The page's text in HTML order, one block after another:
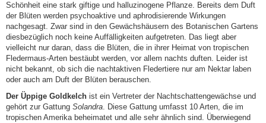
Schönheit eine stark giftige und halluzinogene Pflanze. Bereits dem Duft
der Blüten werden psychoaktive und aphrodisierende Wirkungen
nachgesagt. Zwar sind in den Gewächshäusern des Botanischen Gartens
diesbezüglich noch keine Auffälligkeiten aufgetreten. Das liegt aber
vielleicht nur daran, dass die Blüten, die in ihrer Heimat von tropischen
Fledermaus-Arten bestäubt werden, vor allem nachts duften. Leider ist
nicht bekannt, ob sich die nachtaktiven Fledertiere nur am Nektar laben
oder auch am Duft der Blüten berauschen.
Der Üppige Goldkelch ist ein Vertreter der Nachtschattengewächse und
gehört zur Gattung Solandra. Diese Gattung umfasst 10 Arten, die im
tropischen Amerika beheimatet und alle sehr ähnlich sind. Überwiegend